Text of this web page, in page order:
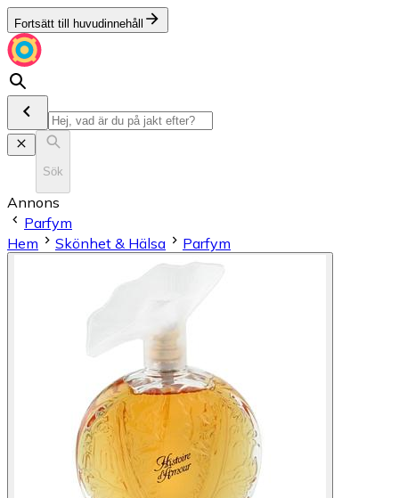
Fortsätt till huvudinnehåll
Sök
Annons
Parfym
Hem
Skönhet & Hälsa Parfym